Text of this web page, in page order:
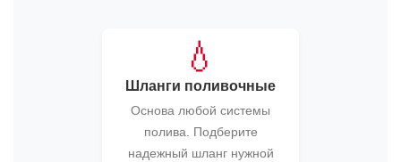
💧
Шланги поливочные
Основа любой системы
полива. Подберите
надежный шланг нужной